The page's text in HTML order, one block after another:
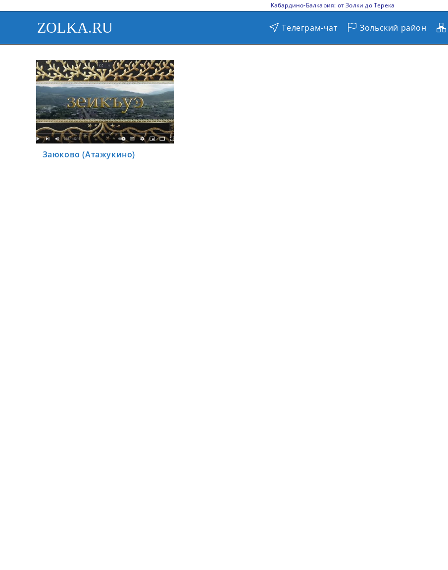
Кабардино-Балкария: от Золки до Терека
ZOLKA.RU Телеграм-чат Зольский район
Заюково (Атажукино)